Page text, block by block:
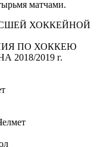
матчами.
ХОККЕЙНОЙ
ПО ХОККЕЮ
2019 г.